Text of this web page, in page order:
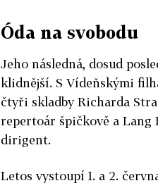
Óda na svobodu
Jeho následná, dosud
klidnější. S Vídeňskými
čtyři skladby Richarda
repertoár špičkově a Lang
dirigent.
Letos vystoupí 1. a 2.